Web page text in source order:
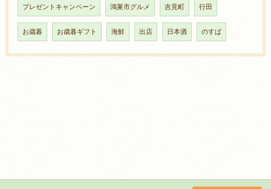
プレゼントキャンペーン 鴻巣市グルメ 吉見町 行田
お歳暮 お歳暮ギフト 海鮮 出店 日本酒 のすぱ